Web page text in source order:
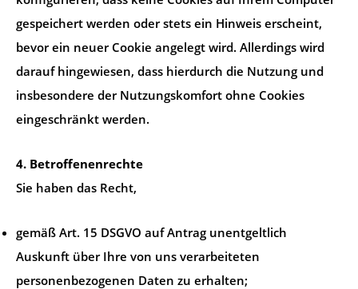
gespeichert werden oder stets ein Hinweis erscheint,
bevor ein neuer Cookie angelegt wird. Allerdings wird
darauf hingewiesen, dass hierdurch die Nutzung und
insbesondere der Nutzungskomfort ohne Cookies
eingeschränkt werden.
4. Betroffenenrechte
Sie haben das Recht,
gemäß Art. 15 DSGVO auf Antrag unentgeltlich
Auskunft über Ihre von uns verarbeiteten
personenbezogenen Daten zu erhalten;